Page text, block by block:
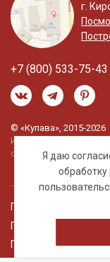
Я даю
обработку
г.
+7 (800) 533-75-43
© «Купава», 2015-2026
Информация на сайте
офертой.
Правовая
Политика обработки
Пользовательское